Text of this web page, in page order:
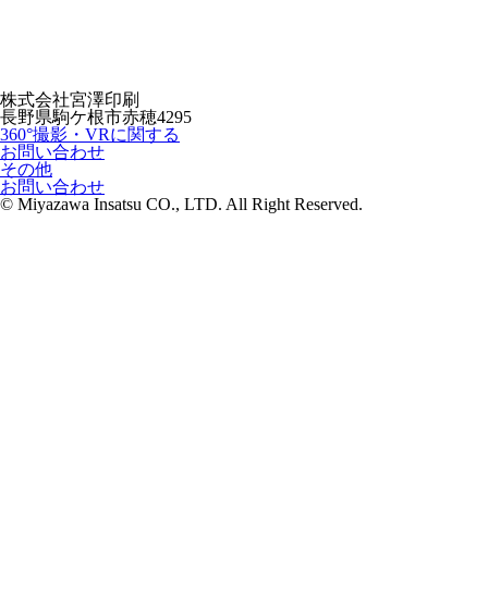
株式会社宮澤印刷
長野県駒ケ根市赤穂4295
360°撮影・VRに関する
お問い合わせ
その他
お問い合わせ
© Miyazawa Insatsu CO., LTD. All Right Reserved.